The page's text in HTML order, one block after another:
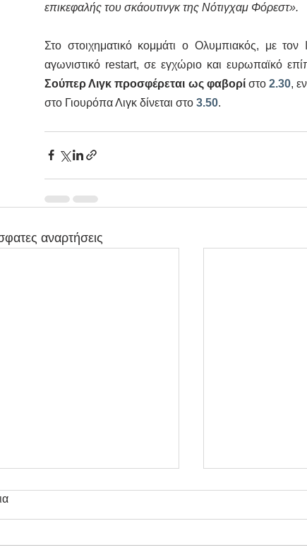
επικεφαλής του σκάουτινγκ της Νότιγχαμ Φόρεστ».
Στο στοιχηματικό κομμάτι ο Ολυμπιακός, με τον
αγωνιστικό restart, σε εγχώριο και ευρωπαϊκό
Σούπερ Λιγκ προσφέρεται ως φαβορί στο 2.30,
στο Γιουρόπα Λιγκ δίνεται στο 3.50.
αναρτήσεις